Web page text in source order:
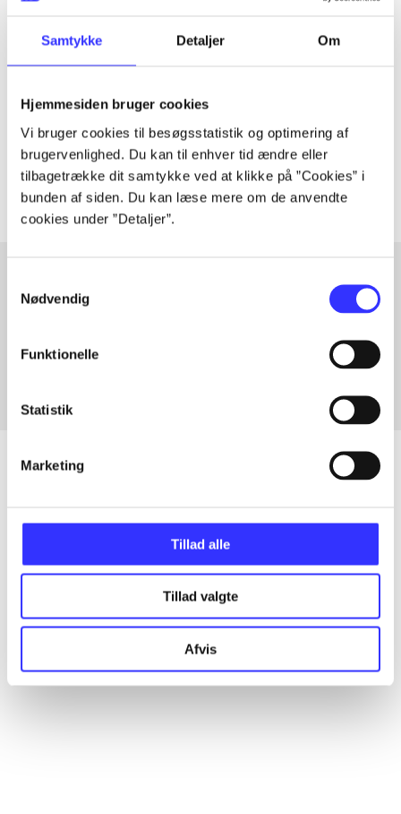
Samtykke Detaljer Om
Hjemmesiden bruger cookies
Vi bruger cookies til besøgsstatistik og optimering af
brugervenlighed. Du kan til enhver tid ændre eller
tilbagetrække dit samtykke ved at klikke på ”Cookies” i
bunden af siden. Du kan læse mere om de anvendte
cookies under ”Detaljer”.
Nødvendig
Funktionelle
Statistik
Marketing
Tillad alle
Tillad valgte
Afvis
Tidsskrift
lorem ipsum dolor sit amet ...
Tidsskrift
Artiklerne i handler ofte om
Artikler med samme emner
Artikler
Alle registrerede artikler fordelt på udgivelser